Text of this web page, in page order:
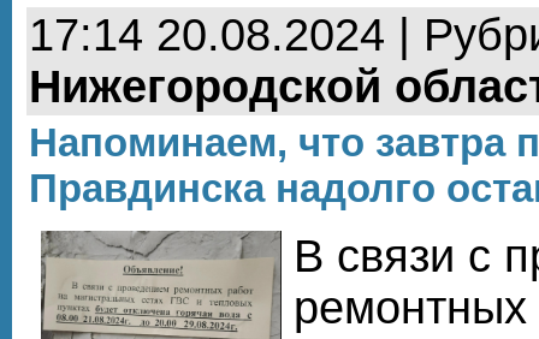
17:14 20.08.2024 |
Нижегородской
Напоминаем, что завтра
Правдинска надолго
В связи с
ремонтных